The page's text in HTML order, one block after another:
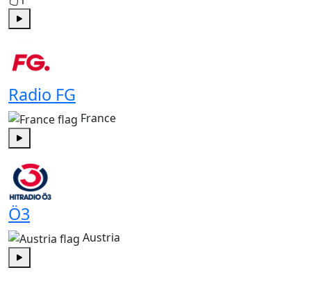
Radio FG
France
Ö3
Austria
Play